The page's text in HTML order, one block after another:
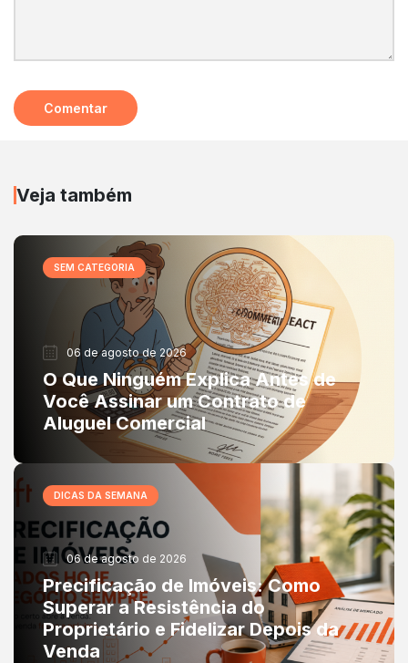
Veja também
SEM CATEGORIA
06 de agosto de 2026
O Que Ninguém Explica Antes de
Você Assinar um Contrato de
Aluguel Comercial
DICAS DA SEMANA
06 de agosto de 2026
Precificação de Imóveis: Como
Superar a Resistência do
Proprietário e Fidelizar Depois da
Venda